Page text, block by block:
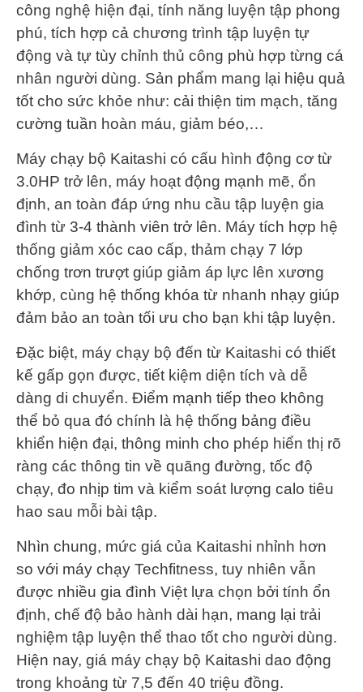
công nghệ hiện đại, tính năng luyện tập phong
phú, tích hợp cả chương trình tập luyện tự
động và tự tùy chỉnh thủ công phù hợp từng cá
nhân người dùng. Sản phẩm mang lại hiệu quả
tốt cho sức khỏe như: cải thiện tim mạch, tăng
cường tuần hoàn máu, giảm béo,…
Máy chạy bộ Kaitashi có cấu hình động cơ từ
3.0HP trở lên, máy hoạt động mạnh mẽ, ổn
định, an toàn đáp ứng nhu cầu tập luyện gia
đình từ 3-4 thành viên trở lên. Máy tích hợp hệ
thống giảm xóc cao cấp, thảm chạy 7 lớp
chống trơn trượt giúp giảm áp lực lên xương
khớp, cùng hệ thống khóa từ nhanh nhạy giúp
đảm bảo an toàn tối ưu cho bạn khi tập luyện.
Đặc biệt, máy chạy bộ đến từ Kaitashi có thiết
kế gấp gọn được, tiết kiệm diện tích và dễ
dàng di chuyển. Điểm mạnh tiếp theo không
thể bỏ qua đó chính là hệ thống bảng điều
khiển hiện đại, thông minh cho phép hiển thị rõ
ràng các thông tin về quãng đường, tốc độ
chạy, đo nhịp tim và kiểm soát lượng calo tiêu
hao sau mỗi bài tập.
Nhìn chung, mức giá của Kaitashi nhỉnh hơn
so với máy chạy Techfitness, tuy nhiên vẫn
được nhiều gia đình Việt lựa chọn bởi tính ổn
định, chế độ bảo hành dài hạn, mang lại trải
nghiệm tập luyện thể thao tốt cho người dùng.
Hiện nay, giá máy chạy bộ Kaitashi dao động
trong khoảng từ 7,5 đến 40 triệu đồng.